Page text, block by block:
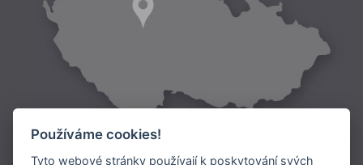
Používáme cookies!
Tyto webové stránky používají k poskytování svých